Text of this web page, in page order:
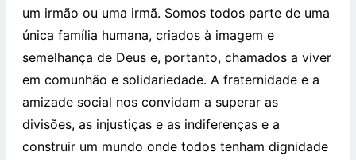
um irmão ou uma irmã. Somos todos parte de uma
única família humana, criados à imagem e
semelhança de Deus e, portanto, chamados a viver
em comunhão e solidariedade. A fraternidade e a
amizade social nos convidam a superar as
divisões, as injustiças e as indiferenças e a
construir um mundo onde todos tenham dignidade